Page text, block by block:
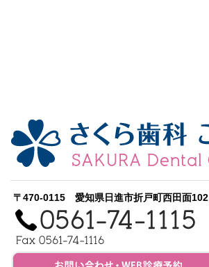
〒470-0115 愛知県日進市折戸町西田面102